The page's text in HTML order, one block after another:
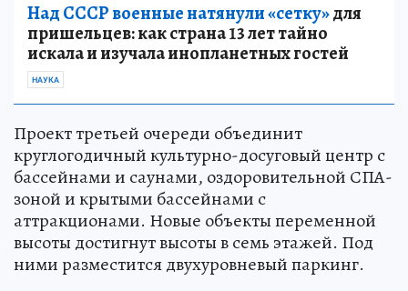
Над СССР военные натянули «сетку»для
пришельцев: как страна 13 лет тайно
искала и изучала инопланетных гостей
НАУКА
Проект третьей очереди объединит
круглогодичный культурно-досуговый центр с
бассейнами и саунами, оздоровительной СПА-
зоной и крытыми бассейнами с
аттракционами. Новые объекты переменной
высоты достигнут высоты в семь этажей. Под
ними разместится двухуровневый паркинг.